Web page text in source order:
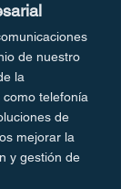
de nuestro
la
telefonía
de
mejorar la
y gestión de